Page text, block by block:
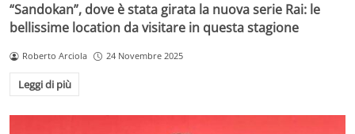
“Sandokan”, dove è stata girata la nuova serie Rai: le
bellissime location da visitare in questa stagione
Roberto Arciola 24 Novembre 2025
Leggi di più